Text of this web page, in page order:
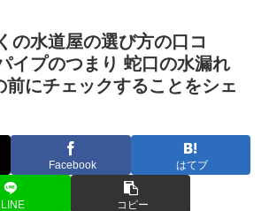
の水道屋の選び方の口コ
イプのつまり 蛇口の水漏れ
前にチェックすることをシェ
Facebook はてブ
LINE コピー